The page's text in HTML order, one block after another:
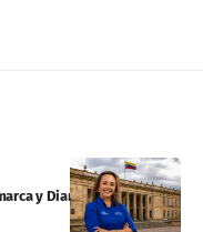
y Diana Maritza